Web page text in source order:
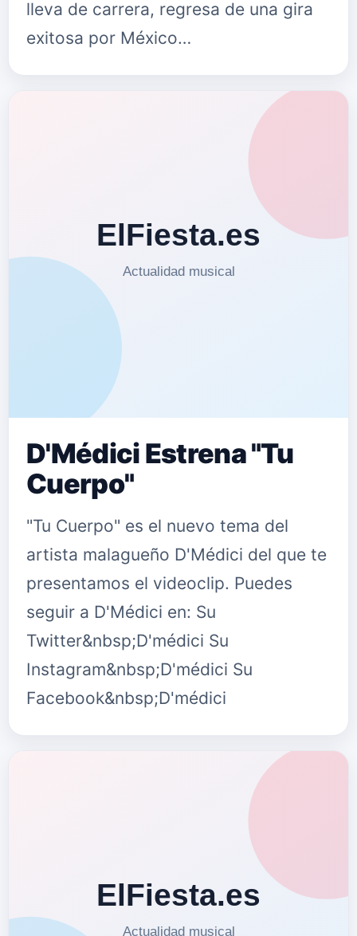
lleva de carrera, regresa de una gira
exitosa por México…
D'Médici Estrena "Tu
Cuerpo"
"Tu Cuerpo" es el nuevo tema del
artista malagueño D'Médici del que te
presentamos el videoclip. Puedes
seguir a D'Médici en: Su
Twitter&nbsp;D'médici Su
Instagram&nbsp;D'médici Su
Facebook&nbsp;D'médici